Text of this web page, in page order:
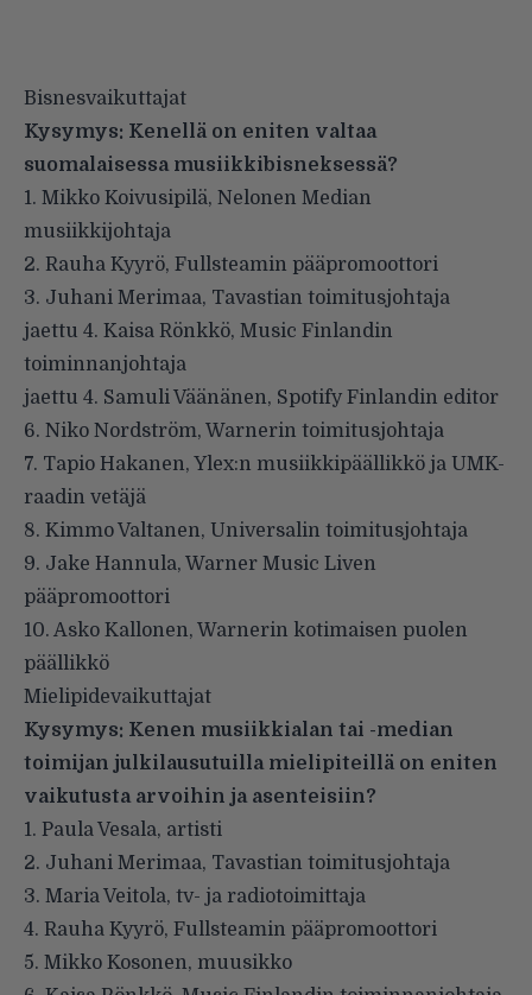
Bisnesvaikuttajat
Kysymys: Kenellä on eniten valtaa
suomalaisessa musiikkibisneksessä?
1. Mikko Koivusipilä, Nelonen Median
musiikkijohtaja
2. Rauha Kyyrö, Fullsteamin pääpromoottori
3. Juhani Merimaa, Tavastian toimitusjohtaja
jaettu 4. Kaisa Rönkkö, Music Finlandin
toiminnanjohtaja
jaettu 4. Samuli Väänänen, Spotify Finlandin editor
6. Niko Nordström, Warnerin toimitusjohtaja
7. Tapio Hakanen, Ylex:n musiikkipäällikkö ja UMK-
raadin vetäjä
8. Kimmo Valtanen, Universalin toimitusjohtaja
9. Jake Hannula, Warner Music Liven
pääpromoottori
10. Asko Kallonen, Warnerin kotimaisen puolen
päällikkö
Mielipidevaikuttajat
Kysymys: Kenen musiikkialan tai -median
toimijan julkilausutuilla mielipiteillä on eniten
vaikutusta arvoihin ja asenteisiin?
1. Paula Vesala, artisti
2. Juhani Merimaa, Tavastian toimitusjohtaja
3. Maria Veitola, tv- ja radiotoimittaja
4. Rauha Kyyrö, Fullsteamin pääpromoottori
5. Mikko Kosonen, muusikko